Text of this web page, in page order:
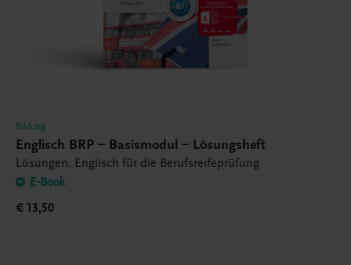
Bildung
Englisch BRP – Basismodul – Lösungsheft
Lösungen, Englisch für die Berufsreifeprüfung
E-Book
€ 13,50